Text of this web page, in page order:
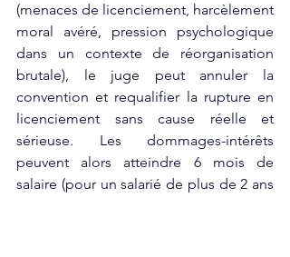
(menaces de licenciement, harcèlement
moral avéré, pression psychologique
dans un contexte de réorganisation
brutale), le juge peut annuler la
convention et requalifier la rupture en
licenciement sans cause réelle et
sérieuse. Les dommages-intérêts
peuvent alors atteindre 6 mois de
salaire (pour un salarié de plus de 2 ans